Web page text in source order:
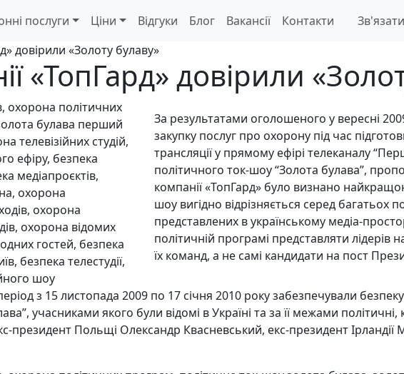
послуги Ціни Відгуки Блог Ваканcії Контакти
довірили «Золоту булаву»
«ТопГард» довірили
За результатами оголошеного у вересні
закупку послуг про охорону під час
трансляції у прямому ефірі телеканалу
політичного ток-шоу “Золота булава”,
компанії «ТопГард» було визнано
шоу вигідно відрізняється серед багатьох
представлених в українському медіа-
політичній програмі представляти
їх команд, а не самі кандидати на пост
з 15 листопада 2009 по 17 січня 2010 року забезпечували
учасниками якого були відомі в Україні та за її межами політичні,
Польщі Олександр Квасневський, екс-президент Ірландії